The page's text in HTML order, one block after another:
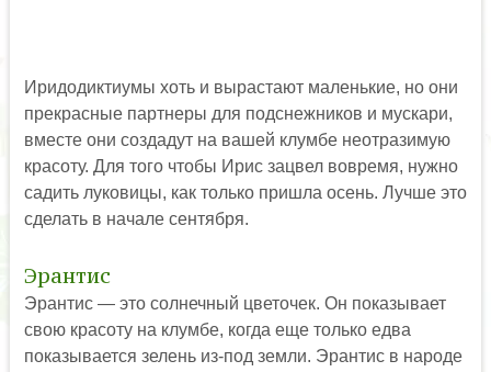
Иридодиктиумы хоть и вырастают маленькие, но они
прекрасные партнеры для подснежников и мускари,
вместе они создадут на вашей клумбе неотразимую
красоту. Для того чтобы Ирис зацвел вовремя, нужно
садить луковицы, как только пришла осень. Лучше это
сделать в начале сентября.
Эрантис
Эрантис — это солнечный цветочек. Он показывает
свою красоту на клумбе, когда еще только едва
показывается зелень из-под земли. Эрантис в народе